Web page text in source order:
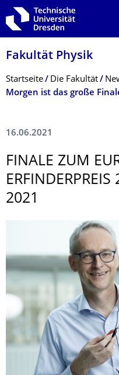
Zur Hauptnavigation springen
Zur Suche springen
Zum Inhalt springen
Fakultät Physik
Breadcrumb-Menü
Startseite Die Fakultät
16.06.2021
FINALE ZUM
2021